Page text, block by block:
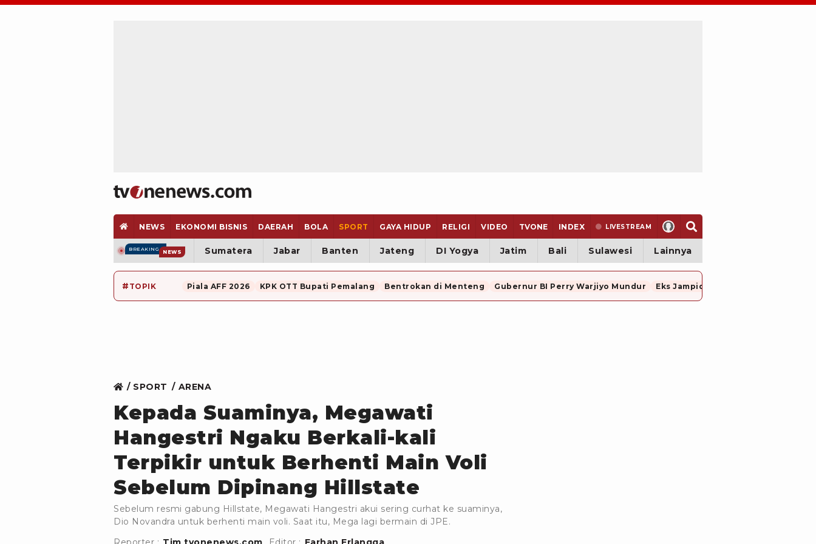
NEWS EKONOMI BISNIS DAERAH BOLA SPORT GAYA HIDUP RELIGI VIDEO TVONE INDEX LIVESTREAM
BREAKING NEWS Sumatera Jabar Banten Jateng DI Yogya Jatim Bali Sulawesi Lainnya
# TOPIK Piala AFF 2026 KPK OTT Bupati Pemalang Bentrokan di Menteng Gubernur BI Perry Warjiyo Mundur
SPORT ARENA
Kepada Suaminya, Megawati
Hangestri Ngaku Berkali-kali
Terpikir untuk Berhenti Main Voli
Sebelum Dipinang Hillstate
Sebelum resmi gabung Hillstate, Megawati Hangestri akui sering curhat ke suaminya,
Dio Novandra untuk berhenti main voli. Saat itu, Mega lagi bermain di JPE.